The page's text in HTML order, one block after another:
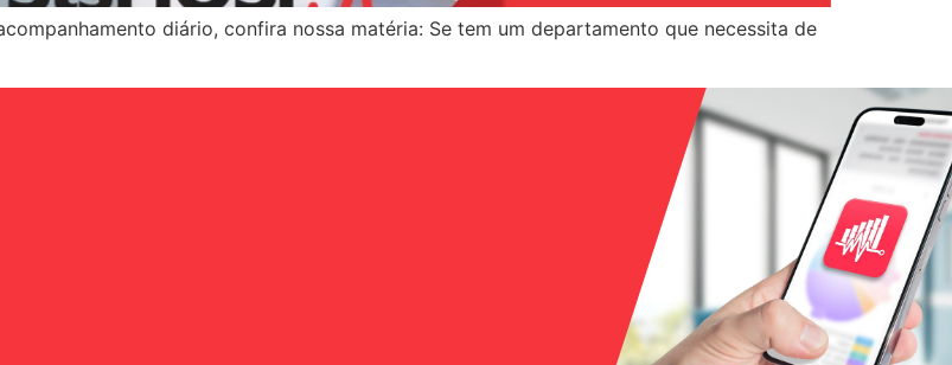
diário, confira nossa matéria: Se tem um departamento que necessita de